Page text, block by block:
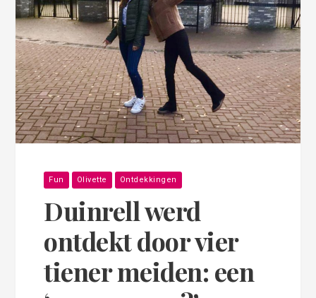
Fun Olivette Ontdekkingen
Duinrell werd
ontdekt door vier
tiener meiden: een